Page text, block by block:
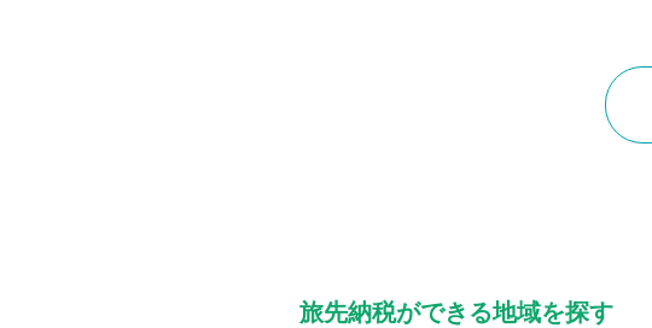
旅先納税ができる地域を探す